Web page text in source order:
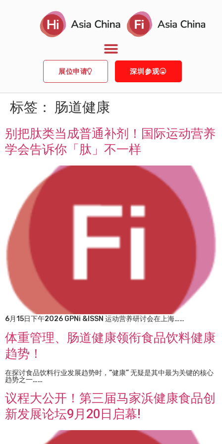
展位申请 深圳参观
标签： 肠道健康
别把肽类当成普通补剂！国际运动营养
学会告诉你「肽」不一样
6月15日下午2026 GPNi &ISSN 运动营养研讨会在上海……
体重管理、肠道健康领衔食品饮料健康
趋势！
在探讨食品饮料行业发展趋势时，“健康” 无疑是其中最为关键的核心
趋势之一……
议程大公开！第三届马家浜健康食品创
新发展论坛9月20日启幕!